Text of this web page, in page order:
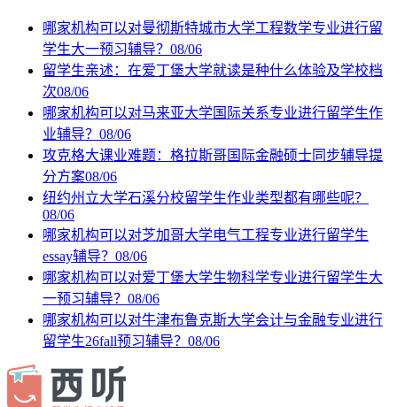
哪家机构可以对曼彻斯特城市大学工程数学专业进行留
学生大一预习辅导？ 08/06
留学生亲述：在爱丁堡大学就读是种什么体验及学校档
次08/06
哪家机构可以对马来亚大学国际关系专业进行留学生作
业辅导？ 08/06
攻克格大课业难题：格拉斯哥国际金融硕士同步辅导提
分方案08/06
纽约州立大学石溪分校留学生作业类型都有哪些呢？
08/06
哪家机构可以对芝加哥大学电气工程专业进行留学生
essay辅导？ 08/06
哪家机构可以对爱丁堡大学生物科学专业进行留学生大
一预习辅导？ 08/06
哪家机构可以对牛津布鲁克斯大学会计与金融专业进行
留学生26fall预习辅导？ 08/06